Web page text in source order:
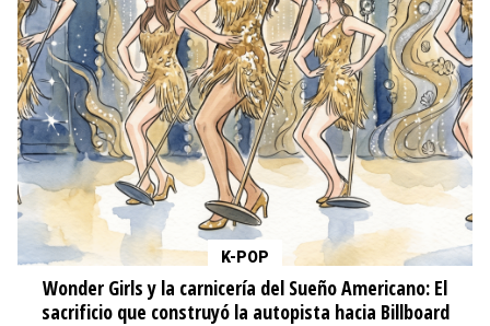
K-POP
Wonder Girls y la carnicería del Sueño Americano: El
sacrificio que construyó la autopista hacia Billboard